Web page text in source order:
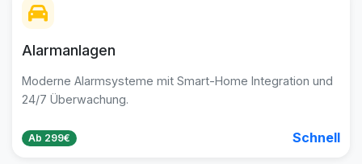
Alarmanlagen
Moderne Alarmsysteme mit Smart-Home Integration und
24/7 Überwachung.
Ab 299€ Schnell